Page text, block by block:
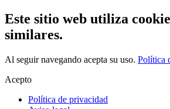
Este sitio web utiliza
similares.
Al seguir navegando acepta su uso. Política
Acepto
Política de privacidad